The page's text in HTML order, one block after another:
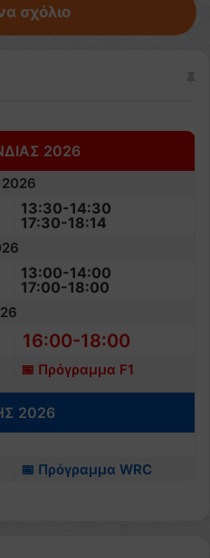
σχόλιο
2026
13:30-14:30
17:30-18:14
13:00-14:00
17:00-18:00
16:00-18:00
📅 Πρόγραμμα F1
2026
📅 Πρόγραμμα WRC